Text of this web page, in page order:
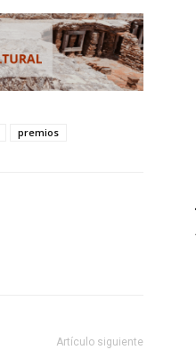
premios
Artículo siguiente